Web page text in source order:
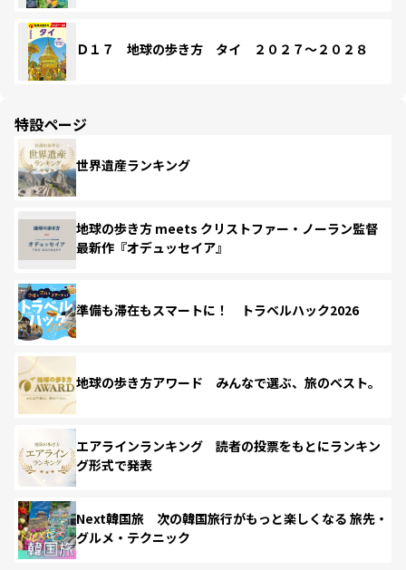
Ｄ１７ 地球の歩き方 タイ ２０２７～２０２８
特設ページ
世界遺産ランキング
地球の歩き方 meets クリストファー・ノーラン監督
最新作『オデュッセイア』
準備も滞在もスマートに！ トラベルハック2026
地球の歩き方アワード みんなで選ぶ、旅のベスト。
エアラインランキング 読者の投票をもとにランキン
グ形式で発表
Next韓国旅 次の韓国旅行がもっと楽しくなる 旅先・
グルメ・テクニック